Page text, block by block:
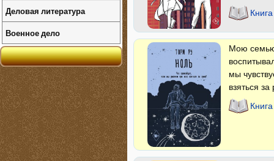
Мою семью
мы
взяться за
Деловая литература
Военное дело